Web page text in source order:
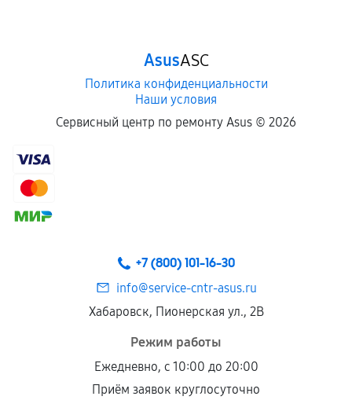
AsusASC
Политика конфиденциальности
Наши условия
Сервисный центр по ремонту Asus © 2026
+7 (800) 101-16-30
info@service-cntr-asus.ru
Хабаровск, Пионерская ул., 2В
Режим работы
Ежедневно, с 10:00 до 20:00
Приём заявок круглосуточно